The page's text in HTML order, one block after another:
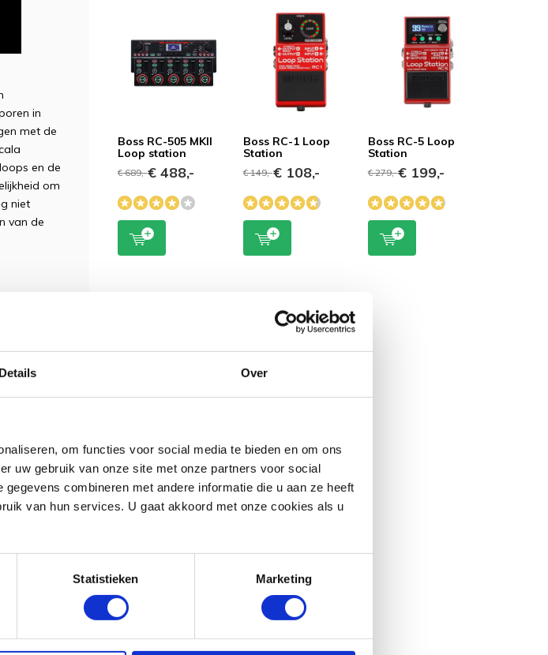
Details Over
om functies voor social media te bieden en om ons
uw gebruik van onze site met onze partners voor social
combineren met andere informatie die u aan ze heeft
van hun services. U gaat akkoord met onze cookies als u
Statistieken Marketing
in
met de
en de
om
niet
van de
hij
enkele
vast
en
over
en
in DJ-stijl,
Boss RC-505 MKII
Loop station
€ 689,-€ 488,-
Boss RC-1 Loop
Station
€ 149,-€ 108,-
Boss RC-5 Loop
Station
€ 279,-€ 199,-